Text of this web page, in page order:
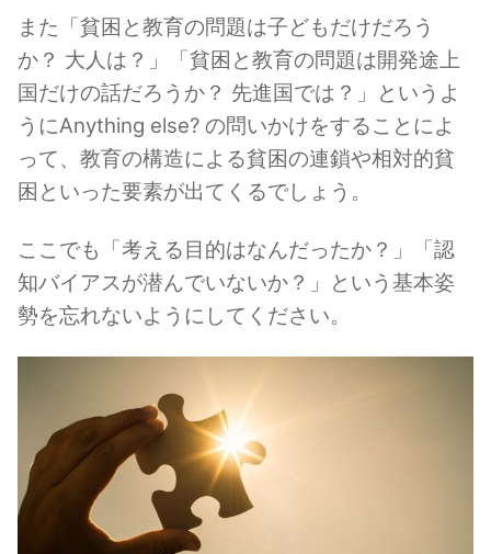
また「貧困と教育の問題は子どもだけだろう
か？ 大人は？」「貧困と教育の問題は開発途上
国だけの話だろうか？ 先進国では？」というよ
うにAnything else? の問いかけをすることによ
って、教育の構造による貧困の連鎖や相対的貧
困といった要素が出てくるでしょう。
ここでも「考える目的はなんだったか？」「認
知バイアスが潜んでいないか？」という基本姿
勢を忘れないようにしてください。